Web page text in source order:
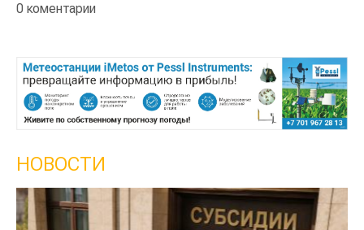
0 коментарии
НОВОСТИ